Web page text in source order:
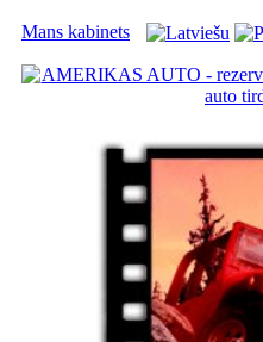
Mans kabinets